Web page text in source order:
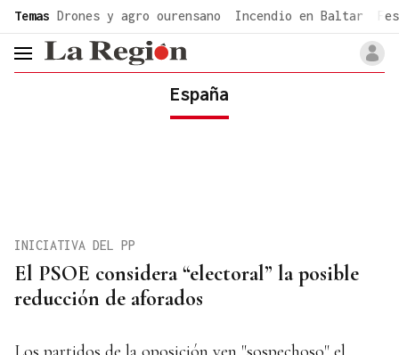
Temas Drones y agro ourensano Incendio en Baltar
header.menu.open
España
El PSOE considera “electoral” la posible
reducción de aforados
INICIATIVA DEL PP